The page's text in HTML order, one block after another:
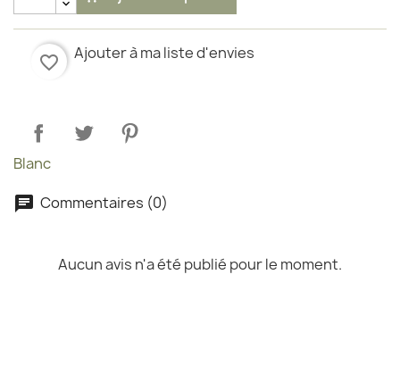
favorite_border Ajouter à ma liste d'envies
Blanc
Commentaires (0)
Aucun avis n'a été publié pour le moment.